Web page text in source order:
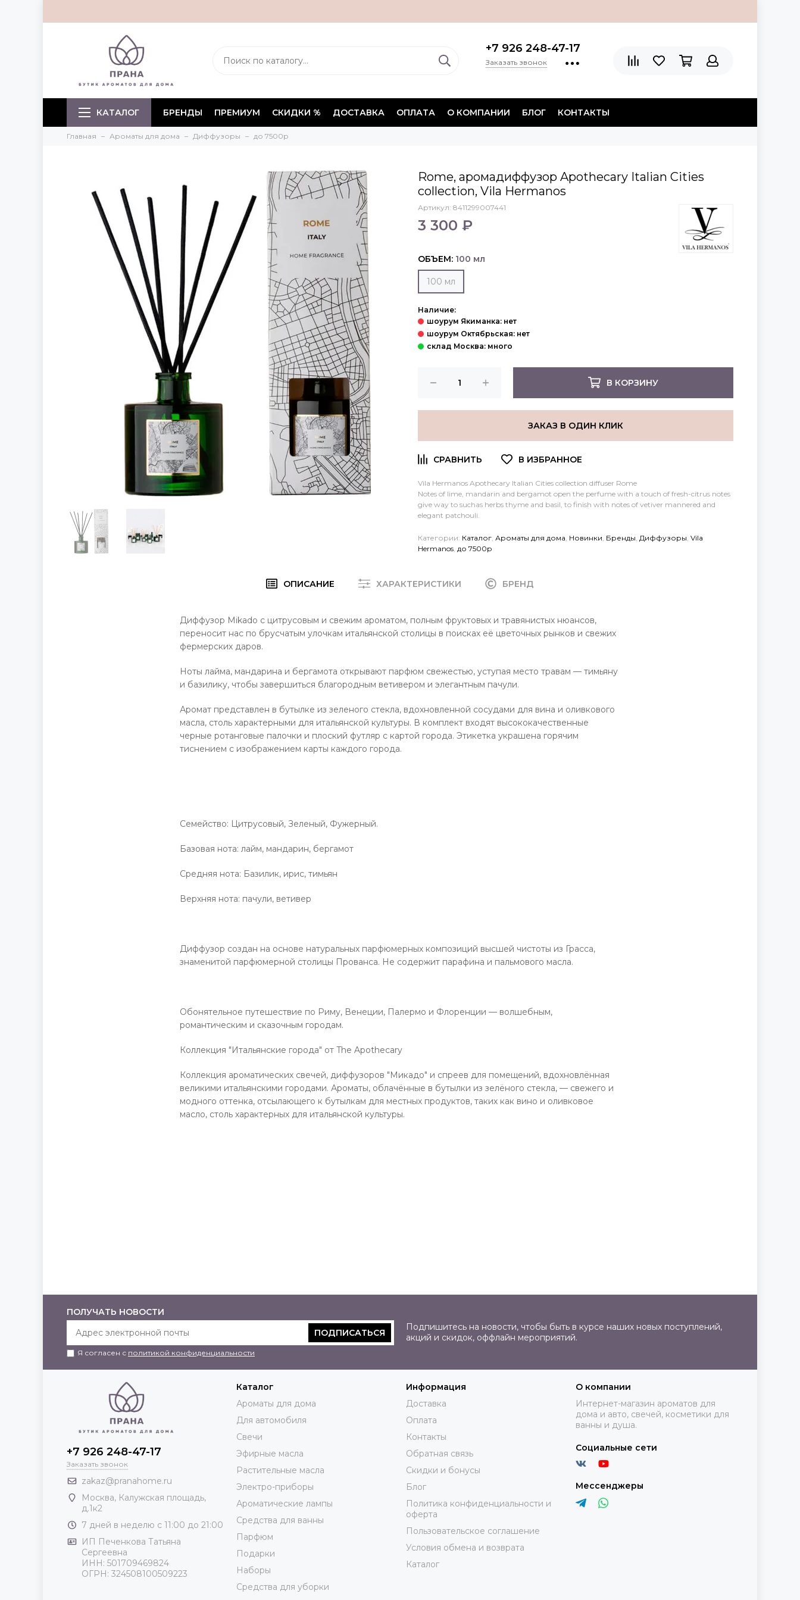
+7 926 248-47-17
Заказать звонок
КАТАЛОГ БРЕНДЫ ПРЕМИУМ СКИДКИ % ДОСТАВКА ОПЛАТА О КОМПАНИИ БЛОГ КОНТАКТЫ
Главная Ароматы для дома Диффузоры до 7500р
Rome, аромадиффузор Apothecary Italian Cities
collection, Vila Hermanos
Артикул: 8411299007441
3 300 ₽
ОБЪЕМ: 100 мл
100 мл
Наличие:
В КОРЗИНУ
ЗАКАЗ В ОДИН КЛИК
Vila Hermanos Apothecary Italian Cities collection diffuser Rome
Notes of lime, mandarin and bergamot open the perfume with a touch of fresh-citrus notes
give way to suchas herbs thyme and basil, to finish with notes of vetiver mannered and
elegant patchouli.
Категории: Каталог Ароматы для дома Новинки Бренды Диффузоры Vila
Hermanos до 7500р
ОПИСАНИЕ ХАРАКТЕРИСТИКИ БРЕНД
Диффузор Mikado с цитрусовым и свежим ароматом, полным фруктовых и травянистых нюансов,
переносит нас по брусчатым улочкам итальянской столицы в поисках её цветочных рынков и свежих
фермерских даров.
Ноты лайма, мандарина и бергамота открывают парфюм свежестью, уступая место травам — тимьяну
и базилику, чтобы завершиться благородным ветивером и элегантным пачули.
Аромат представлен в бутылке из зеленого стекла, вдохновленной сосудами для вина и оливкового
масла, столь характерными для итальянской культуры. В комплект входят высококачественные
черные ротанговые палочки и плоский футляр с картой города. Этикетка украшена горячим
тиснением с изображением карты каждого города.
Семейство: Цитрусовый, Зеленый, Фужерный.
Базовая нота: лайм, мандарин, бергамот
Средняя нота: Базилик, ирис, тимьян
Верхняя нота: пачули, ветивер
Диффузор создан на основе натуральных парфюмерных композиций высшей чистоты из Грасса,
знаменитой парфюмерной столицы Прованса. Не содержит парафина и пальмового масла.
Обонятельное путешествие по Риму, Венеции, Палермо и Флоренции — волшебным,
романтическим и сказочным городам.
Коллекция "Итальянские города" от The Apothecary
Коллекция ароматических свечей, диффузоров "Микадо" и спреев для помещений, вдохновлённая
великими итальянскими городами. Ароматы, облачённые в бутылки из зелёного стекла, — свежего и
модного оттенка, отсылающего к бутылкам для местных продуктов, таких как вино и оливковое
масло, столь характерных для итальянской культуры.
ПОЛУЧАТЬ НОВОСТИ
ПОДПИСАТЬСЯ
Я согласен с политикой конфиденциальности
Подпишитесь на новости, чтобы быть в курсе наших новых поступлений,
акций и скидок, оффлайн мероприятий.
+7 926 248-47-17
Заказать звонок
zakaz@pranahome.ru
Москва, Калужская площадь,
д.1к2
7 дней в неделю с 11:00 до 21:00
ИП Печенкова Татьяна
Сергеевна
ИНН: 501709469824
ОГРН: 324508100509223
Каталог
Ароматы для дома
Для автомобиля
Свечи
Эфирные масла
Растительные масла
Электро-приборы
Ароматические лампы
Средства для ванны
Парфюм
Подарки
Наборы
Средства для уборки
Информация
Доставка
Оплата
Контакты
Обратная связь
Скидки и бонусы
Блог
Политика конфиденциальности и
оферта
Пользовательское соглашение
Условия обмена и возврата
Каталог
О компании
Интернет-магазин ароматов для
дома и авто, свечей, косметики для
ванны и душа.
Социальные сети
Мессенджеры